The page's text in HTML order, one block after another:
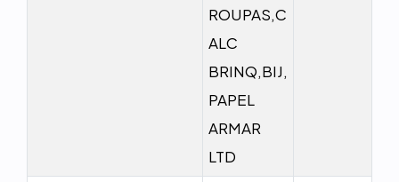
ROUPAS,C
ALC
BRINQ,BIJ,
PAPEL
ARMAR
LTD